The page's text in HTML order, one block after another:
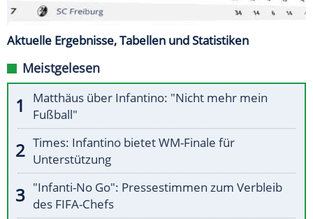
Aktuelle Ergebnisse, Tabellen und Statistiken
Meistgelesen
Matthäus über Infantino: "Nicht mehr mein
Fußball"
Times: Infantino bietet WM-Finale für
Unterstützung
"Infanti-No Go": Pressestimmen zum Verbleib
des FIFA-Chefs